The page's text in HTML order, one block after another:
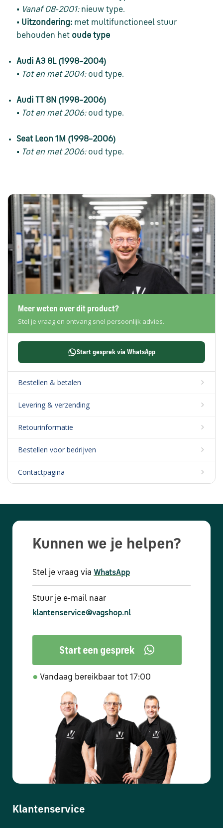
• Vanaf 08-2001:nieuw type.
• Uitzondering: met multifunctioneel stuur
behouden het oude type
Audi A3 8L (1998–2004)
• Tot en met 2004:oud type.
Audi TT 8N (1998–2006)
• Tot en met 2006:oud type.
Seat Leon 1M (1998–2006)
• Tot en met 2006:oud type.
Meer weten over dit product?
Stel je vraag en ontvang snel persoonlijk advies.
Start gesprek via WhatsApp
Bestellen & betalen
Levering & verzending
Retourinformatie
Bestellen voor bedrijven
Contactpagina
Kunnen we je helpen?
Stel je vraag via WhatsApp
Stuur je e-mail naar
klantenservice@vagshop.nl
● Vandaag bereikbaar tot 17:00
Klantenservice